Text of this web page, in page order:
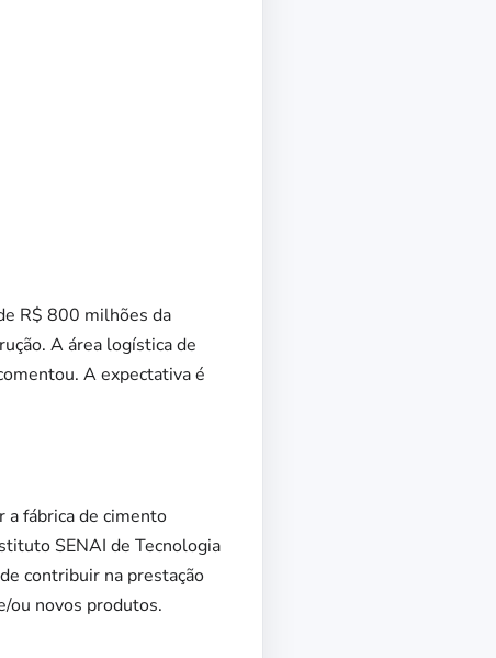
R$ 800 milhões da
A área logística de
A expectativa é
a fábrica de cimento
SENAI de Tecnologia
contribuir na prestação
ou novos produtos.